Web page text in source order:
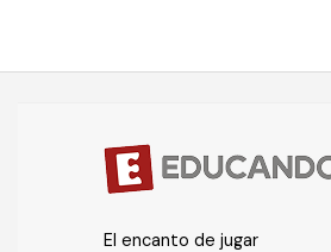
El encanto de jugar